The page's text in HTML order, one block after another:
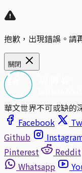
抱歉，出現錯誤。請
關閉
華文世界不可或缺的
Facebook
Github
Pinterest
Reddit
Whatsapp